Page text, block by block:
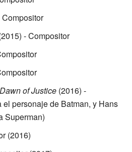
- Compositor
of Justice (2016) -
personaje de Batman, y Hans
Superman)
(2016)